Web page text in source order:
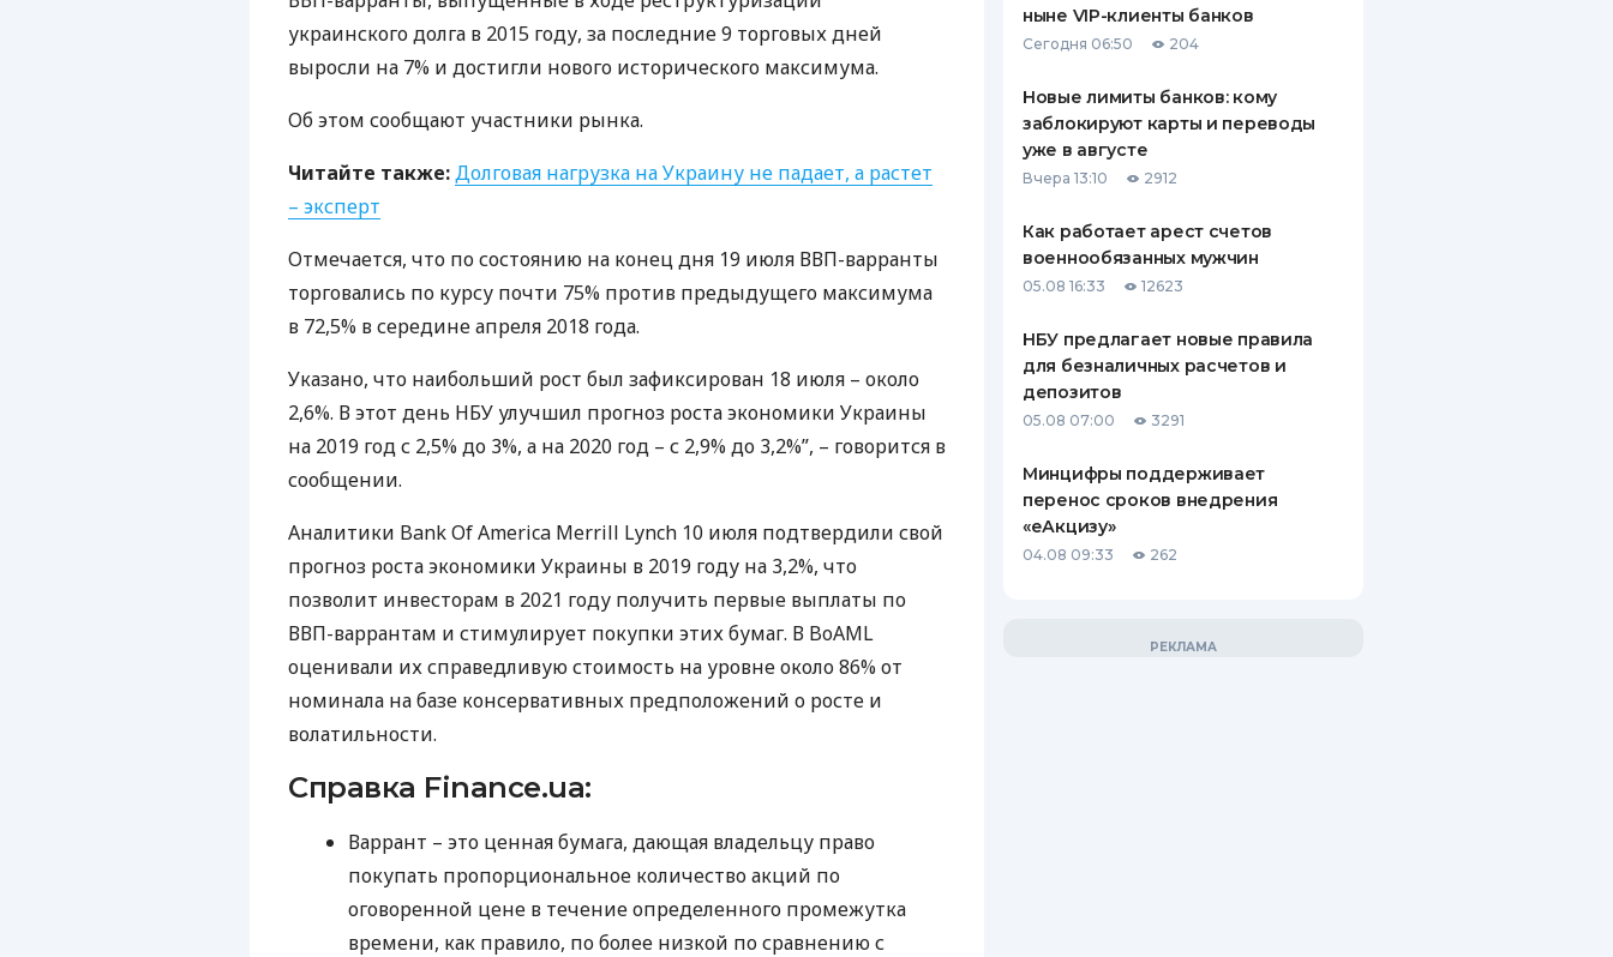
ЕЖЕМЕСЯЧНЫЙ ОБЗОР
КЕШБЭКА
ПУТЕВОДИТЕЛИ ПО
ВСЕ СТРАХОВЫЕ ПОЛИСЫ
СТРАХОВЫЕ КОМПАНИИ
КОМПАНИЯХ
украинского долга в 2015 году, за последние 9 торговых дней
выросли на 7% и достигли нового исторического максимума.
Об этом сообщают участники рынка.
Читайте также:Долговая нагрузка на Украину не падает, а растет
– эксперт
Отмечается, что по состоянию на конец дня 19 июля ВВП-варранты
торговались по курсу почти 75% против предыдущего максимума
в 72,5% в середине апреля 2018 года.
Указано, что наибольший рост был зафиксирован 18 июля – около
2,6%. В этот день НБУ улучшил прогноз роста экономики Украины
на 2019 год с 2,5% до 3%, а на 2020 год – с 2,9% до 3,2%”, – говорится в
сообщении.
Аналитики Bank Of America Merrill Lynch 10 июля подтвердили свой
прогноз роста экономики Украины в 2019 году на 3,2%, что
позволит инвесторам в 2021 году получить первые выплаты по
ВВП-варрантам и стимулирует покупки этих бумаг. В BoAML
оценивали их справедливую стоимость на уровне около 86% от
номинала на базе консервативных предположений о росте и
волатильности.
Справка Finance.ua:
Варрант – это ценная бумага, дающая владельцу право
покупать пропорциональное количество акций по
оговоренной цене в течение определенного промежутка
времени, как правило, по более низкой по сравнению с
ныне VIP-клиенты банков
Сегодня 06:50 204
Новые лимиты банков: кому
заблокируют карты и переводы
уже в августе
Вчера 13:10 2912
Как работает арест счетов
военнообязанных мужчин
05.08 16:33 12623
НБУ предлагает новые правила
для безналичных расчетов и
депозитов
05.08 07:00 3291
Минцифры поддерживает
перенос сроков внедрения
«еАкцизу»
04.08 09:33 262